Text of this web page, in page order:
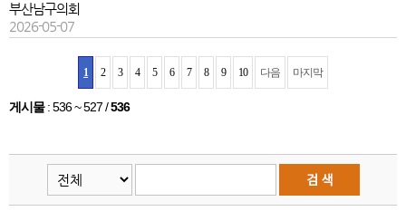
부산남구의회
2026-05-07
1 2 3 4 5 6 7 8 9 10 다음 마지막
게시물: 536 ~ 527 /536